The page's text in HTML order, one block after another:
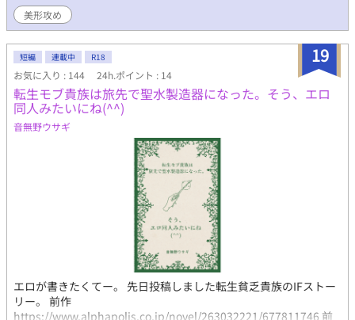
美形攻め
19
短編 連載中 R18
お気に入り : 144 24h.ポイント : 14
転生モブ貴族は旅先で聖水製造器になった。そう、エロ
同人みたいにね(^^)
音無野ウサギ
エロが書きたくてー。 先日投稿しました転生貧乏貴族のIFストー
リー。 前作
https://www.alphapolis.co.jp/novel/263032221/677811746 前